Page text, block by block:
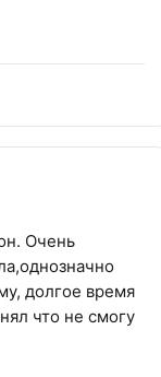
Очень
долгое время
что не смогу